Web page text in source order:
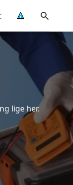
lige her.